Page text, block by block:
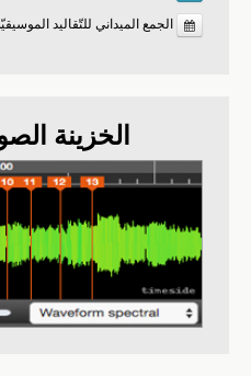
الجمع الميداني للتّقاليد
الخزينة